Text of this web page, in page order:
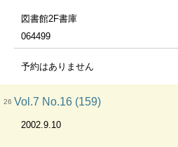
図書館2F書庫
064499
予約はありません
26 Vol.7 No.16 (159)
2002.9.10